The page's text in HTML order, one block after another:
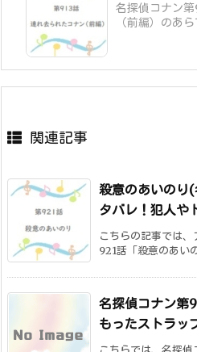
名探偵コナン
（前編）のあ
関連記事
殺意のあいのり
タバレ！犯人や
こちらの記事では
921話「殺意のあい
名探偵コナン第
もったストラッ